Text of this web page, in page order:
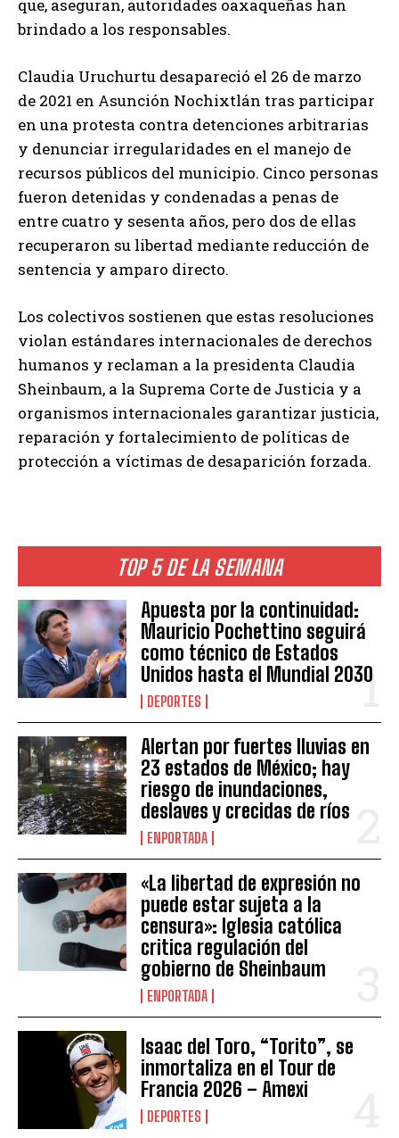
TOP 5 DE LA SEMANA
Apuesta por la continuidad:
Mauricio Pochettino seguirá
como técnico de Estados
Unidos hasta el Mundial 2030
DEPORTES
Alertan por fuertes lluvias en
23 estados de México; hay
riesgo de inundaciones,
deslaves y crecidas de ríos
ENPORTADA
«La libertad de expresión no
puede estar sujeta a la
censura»: Iglesia católica
critica regulación del
gobierno de Sheinbaum
ENPORTADA
Isaac del Toro, “Torito”, se
inmortaliza en el Tour de
Francia 2026 – Amexi
DEPORTES
que, aseguran, autoridades oaxaqueñas han
brindado a los responsables.
Claudia Uruchurtu desapareció el 26 de marzo
de 2021 en Asunción Nochixtlán tras participar
en una protesta contra detenciones arbitrarias
y denunciar irregularidades en el manejo de
recursos públicos del municipio. Cinco personas
fueron detenidas y condenadas a penas de
entre cuatro y sesenta años, pero dos de ellas
recuperaron su libertad mediante reducción de
sentencia y amparo directo.
Los colectivos sostienen que estas resoluciones
violan estándares internacionales de derechos
humanos y reclaman a la presidenta Claudia
Sheinbaum, a la Suprema Corte de Justicia y a
organismos internacionales garantizar justicia,
reparación y fortalecimiento de políticas de
protección a víctimas de desaparición forzada.